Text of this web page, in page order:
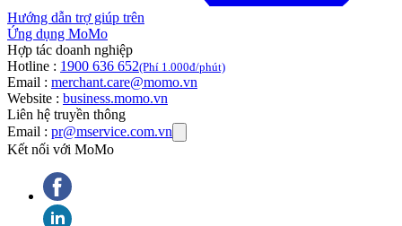
Hướng dẫn trợ giúp trên
Ứng dụng MoMo
Hợp tác doanh nghiệp
Hotline : 1900 636 652(Phí 1.000đ/phút)
Email : merchant.care@momo.vn
Website : business.momo.vn
Liên hệ truyền thông
Email : pr@mservice.com.vn
Kết nối với MoMo